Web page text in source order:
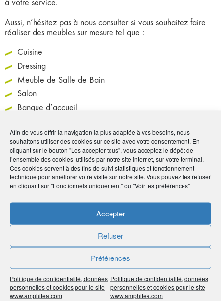
Afin de vous offrir la navigation la plus adaptée à vos besoins, nous
souhaitons utiliser des cookies sur ce site avec votre consentement. En
cliquant sur le bouton "Les accepter tous", vous acceptez le dépôt de
l’ensemble des cookies, utilisés par notre site internet, sur votre terminal.
Ces cookies servent à des fins de suivi statistiques et fonctionnement
technique pour améliorer votre visite sur notre site. Vous pouvez les refuser
en cliquant sur "Fonctionnels uniquement" ou "Voir les préférences"
Accepter
Refuser
Préférences
Politique de confidentialité, données
personnelles et cookies pour le site
www.amphitea.com
Politique de confidentialité, données
personnelles et cookies pour le site
www.amphitea.com
à votre service.
Aussi, n’hésitez pas à nous consulter si vous souhaitez faire
réaliser des meubles sur mesure tel que :
Cuisine
Dressing
Meuble de Salle de Bain
Salon
Banque d’accueil
etc.
Coordonnées
• Stephan Lefeuvre
• 4e rue Guy Theodule Grondin - 97427 L'Étang
•06 92 69 15 15
•https://meuble-cuisine974.fr/
Publié le :9 novembre 2020